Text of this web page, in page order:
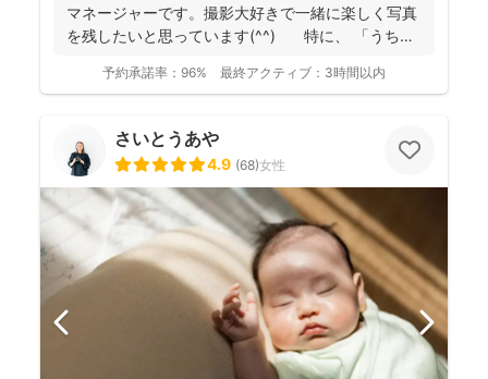
マネージャーです。撮影大好きで一緒に楽しく写真
を残したいと思っています(^^) 特に、 「うち
予約承諾率： 96% 最終アクティブ： 3時間以内
さいとうあや
4.9 (68)女性